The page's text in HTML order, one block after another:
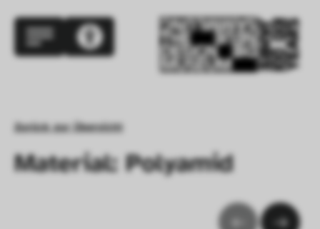
Zurück zur Übersicht
Material: Polyamid